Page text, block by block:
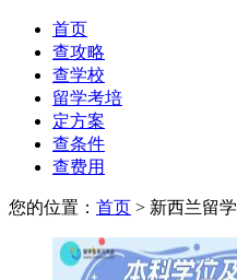
首页
查攻略
查学校
留学考培
定方案
查条件
查费用
您的位置： 首页 > 新西兰留学